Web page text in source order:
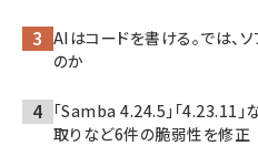
AIはコードを書ける。では、
のか
「Samba 4.24.5」「4.23.11
取りなど6件の脆弱性を修正